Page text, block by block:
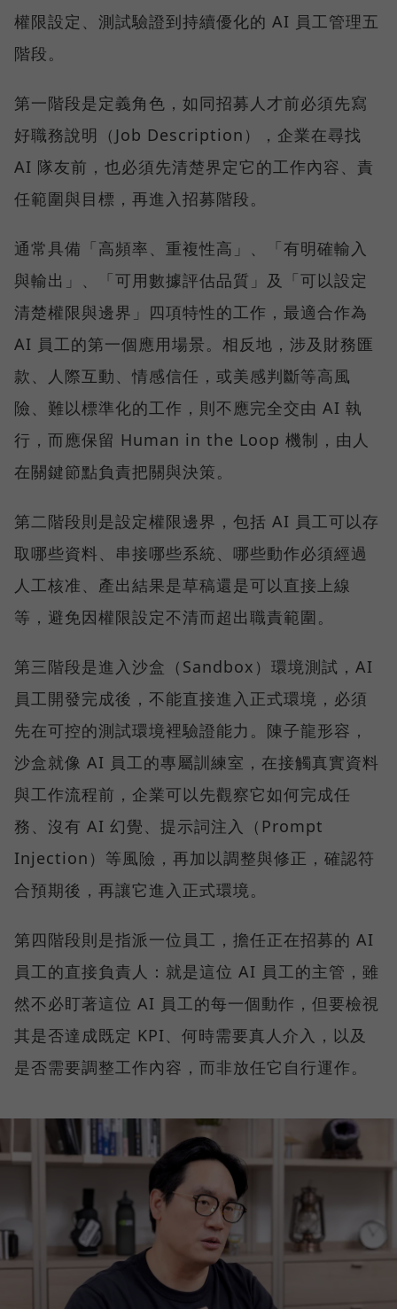
權限設定、測試驗證到持續優化的 AI 員工管理五
階段。
第一階段是定義角色，如同招募人才前必須先寫
好職務說明（Job Description），企業在尋找
AI 隊友前，也必須先清楚界定它的工作內容、責
任範圍與目標，再進入招募階段。
通常具備「高頻率、重複性高」、「有明確輸入
與輸出」、「可用數據評估品質」及「可以設定
清楚權限與邊界」四項特性的工作，最適合作為
AI 員工的第一個應用場景。相反地，涉及財務匯
款、人際互動、情感信任，或美感判斷等高風
險、難以標準化的工作，則不應完全交由 AI 執
行，而應保留 Human in the Loop 機制，由人
在關鍵節點負責把關與決策。
第二階段則是設定權限邊界，包括 AI 員工可以存
取哪些資料、串接哪些系統、哪些動作必須經過
人工核准、產出結果是草稿還是可以直接上線
等，避免因權限設定不清而超出職責範圍。
第三階段是進入沙盒（Sandbox）環境測試，AI
員工開發完成後，不能直接進入正式環境，必須
先在可控的測試環境裡驗證能力。陳子龍形容，
沙盒就像 AI 員工的專屬訓練室，在接觸真實資料
與工作流程前，企業可以先觀察它如何完成任
務、沒有 AI 幻覺、提示詞注入（Prompt
Injection）等風險，再加以調整與修正，確認符
合預期後，再讓它進入正式環境。
第四階段則是指派一位員工，擔任正在招募的 AI
員工的直接負責人：就是這位 AI 員工的主管，雖
然不必盯著這位 AI 員工的每一個動作，但要檢視
其是否達成既定 KPI、何時需要真人介入，以及
是否需要調整工作內容，而非放任它自行運作。